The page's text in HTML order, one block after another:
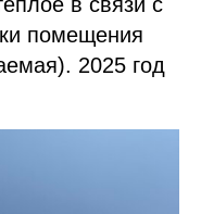
помещения
2025 год